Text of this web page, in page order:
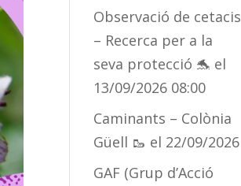
Observació de cetacis
– Recerca per a la
seva protecció 🐬 el
13/09/2026 08:00
Caminants – Colònia
Güell 🥾 el 22/09/2026
GAF (Grup d’Acció